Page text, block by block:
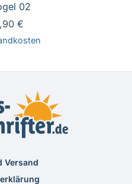
02
€
Versand